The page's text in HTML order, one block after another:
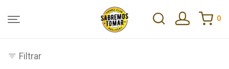
0
Filtrar